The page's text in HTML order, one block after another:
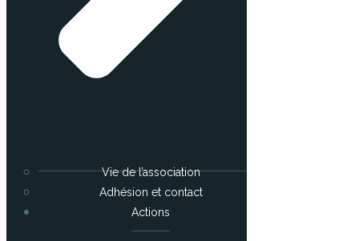
Vie de l’association
Adhésion et contact
Actions